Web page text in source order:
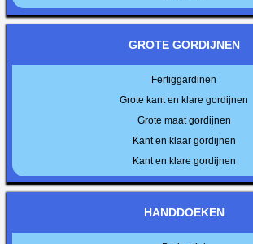
GROTE GORDIJNEN
Fertiggardinen
Grote kant en klare gordijnen
Grote maat gordijnen
Kant en klaar gordijnen
Kant en klare gordijnen
HANDDOEKEN